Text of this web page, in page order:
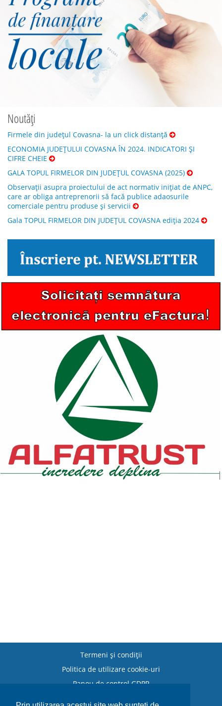
Noutăți
Firmele din județul Covasna- la un click distanță
ECONOMIA JUDEȚULUI COVASNA ÎN 2024. INDICATORI ȘI
CIFRE CHEIE
GALA TOPUL FIRMELOR DIN JUDEȚUL COVASNA (2025)
Observații asupra proiectului de act normativ inițiat de ANPC,
care ar obliga antreprenorii să facă publice adaosurile
comerciale pentru produse și servicii
Gala TOPUL FIRMELOR DIN JUDEȚUL COVASNA ediția 2024
Termeni şi condiţii
Politica de utilizare cookie-uri
Panou de control GDPR